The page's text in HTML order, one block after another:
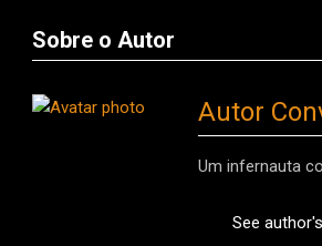
Sobre o Autor
Autor
Um infernauta
See